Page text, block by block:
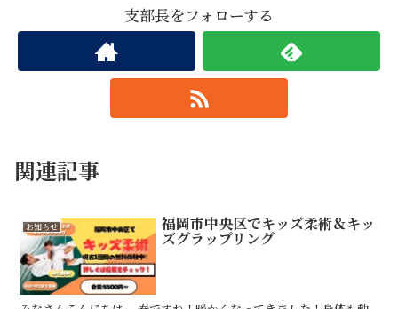
支部長をフォローする
関連記事
お知らせ 福岡市中央区でキッズ柔術＆キッ
ズグラップリング